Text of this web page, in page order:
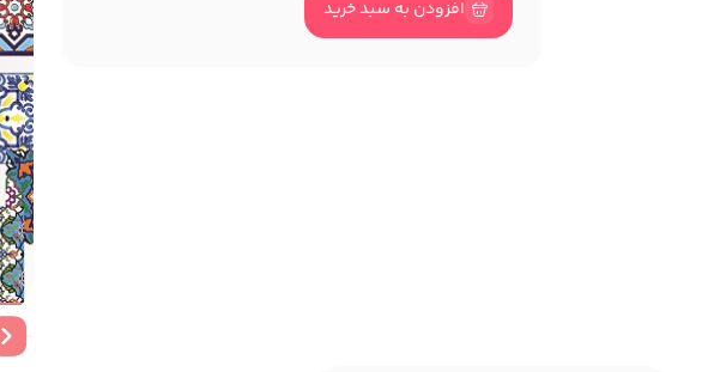
افزودن به سبد خرید